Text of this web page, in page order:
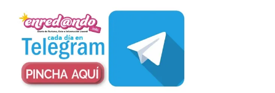
Nueva edición de León
de…viaje. Una iniciativa
organizado por la sección
juvenil de la Asociación
Enróllate, la Asociación